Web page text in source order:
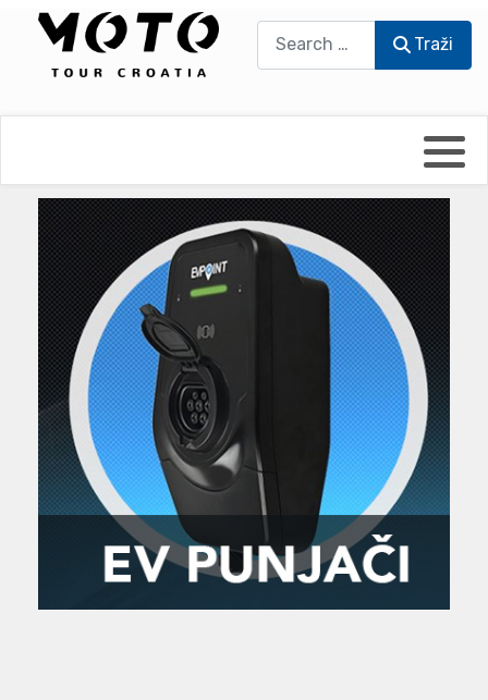
Traži
UmPaDrum
Moto servisi
Impressum
Damir Žerić - ELPASSO
Dario Dinter - Moto TOZ
Igor Kreč - UmPaDrum
Igor Kukec Brmbi
Slaven Gajdek
MTC - Moto Tour Croatia
Moto putopisi
Vikend vožnje
Zanimljivost
Najave i noviteti